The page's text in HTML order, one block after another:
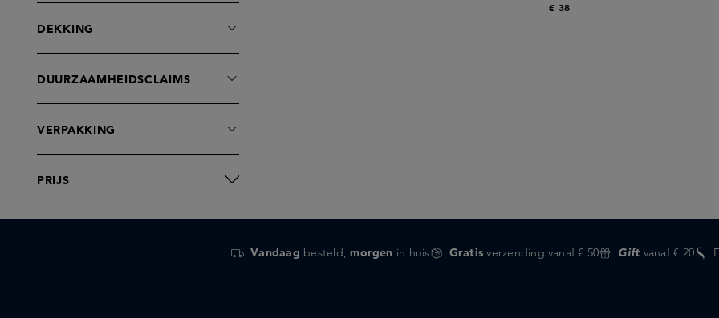
DEKKING
DUURZAAMHEIDSCLAIMS
VERPAKKING
PRIJS
€ 38
Vandaag besteld,morgen in huis Gratis verzending vanaf € 50 Giftvanaf € 20